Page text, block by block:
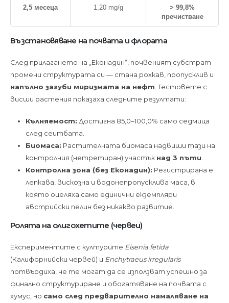
2,5 месеца 1,20 mg/g
> 99,8%
пречистване
Възстановяване на почвата и флората
След прилагането на „Еконадин“, почвеният субстрат
промени структурата си — стана рохкав, пропусклив и
напълно загуби миризмата на нефт. Тестовете с
висши растения показаха следните резултати:
Кълняемост: Достигна 85,0–100,0% само седмица
след сеитбата.
Биомаса: Растителната биомаса надвиши тази на
контролния (нетретиран) участък над 3 пъти
Контролна зона (без Еконадин): Регистрирана е
лепкава, вискозна и водонепропусклива маса, в
която оцеляха само единични екземпляри
австрийски пелин без никакво развитие.
Ролята на олигохетите (червеи)
Експериментите с културите Eisenia fetida
(Калифорнийски червей) и Enchytraeus irregularis
потвърдиха, че те могат да се използват успешно за
финално структуриране и обогатяване на почвата с
хумус, но само след предварително намаляване на